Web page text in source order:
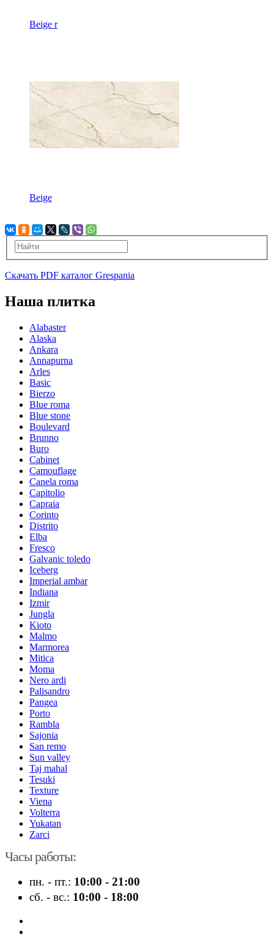
Beige r
Beige
Скачать PDF каталог Grespania
Наша плитка
Alabaster
Alaska
Ankara
Annapurna
Arles
Basic
Bierzo
Blue roma
Blue stone
Boulevard
Brunno
Buro
Cabinet
Camouflage
Canela roma
Capitolio
Capraia
Corinto
Distrito
Elba
Fresco
Galvanic toledo
Iceberg
Imperial ambar
Indiana
Izmir
Jungla
Kioto
Malmo
Marmorea
Mitica
Moma
Nero ardi
Palisandro
Pangea
Porto
Rambla
Sajonia
San remo
Sun valley
Taj mahal
Tesuki
Texture
Viena
Volterra
Yukatan
Zarci
Часы работы:
пн. - пт.: 10:00 - 21:00
сб. - вс.: 10:00 - 18:00